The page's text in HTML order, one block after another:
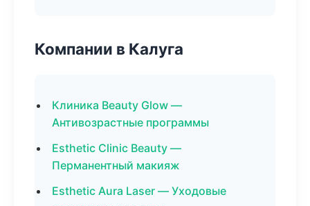
Компании в Калуга
Клиника Beauty Glow —
Антивозрастные программы
Esthetic Clinic Beauty —
Перманентный макияж
Esthetic Aura Laser — Уходовые